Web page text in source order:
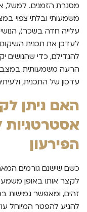
מסגרת הזמנים. למשל,
משמעותי ובלתי צפוי
עלייה חדה בשכר),
לעדכן את תכנית
להגדילם, כדי שהנושים
הרעה משמעותית במצב
עדכון של התכנית,
האם ניתן
אסטרטגיות
הפירעון
כשם שישנם גורמים
לקצר אותו באופן
זהים, ומאפשר גמישות
להגיע להפטר המיוחל